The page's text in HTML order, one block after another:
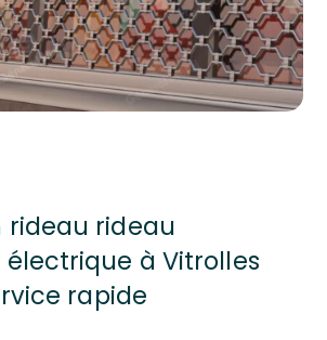
rideau rideau
à Vitrolles
rapide